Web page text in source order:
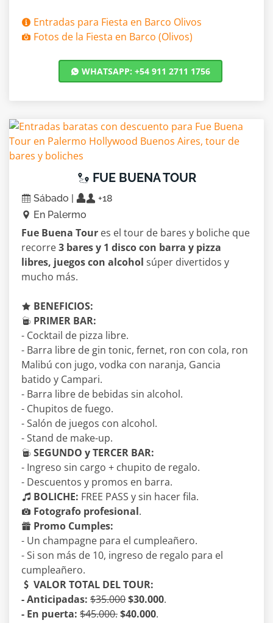
Entradas para Fiesta en Barco Olivos
Fotos de la Fiesta en Barco (Olivos)
WHATSAPP: +54 911 2711 1756
FUE BUENA TOUR
Sábado |
+18
En Palermo
Fue Buena Tour es el tour de bares y boliche que
recorre3 bares y 1 disco con barra y pizza
libres, juegos con alcohol súper divertidos y
mucho más.
BENEFICIOS:
PRIMER BAR:
- Cocktail de pizza libre.
- Barra libre de gin tonic, fernet, ron con cola, ron
Malibú con jugo, vodka con naranja, Gancia
batido y Campari.
- Barra libre de bebidas sin alcohol.
- Chupitos de fuego.
- Salón de juegos con alcohol.
- Stand de make-up.
SEGUNDO y TERCER BAR:
- Ingreso sin cargo + chupito de regalo.
- Descuentos y promos en barra.
BOLICHE: FREE PASS y sin hacer fila.
Fotografo profesional.
Promo Cumples:
- Un champagne para el cumpleañero.
- Si son más de 10, ingreso de regalo para el
cumpleañero.
VALOR TOTAL DEL TOUR:
- Anticipadas: $35.000$30.000.
- En puerta: $45.000.$40.000.